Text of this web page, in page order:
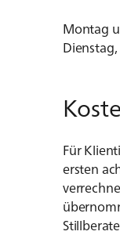
Montag
Für
ersten